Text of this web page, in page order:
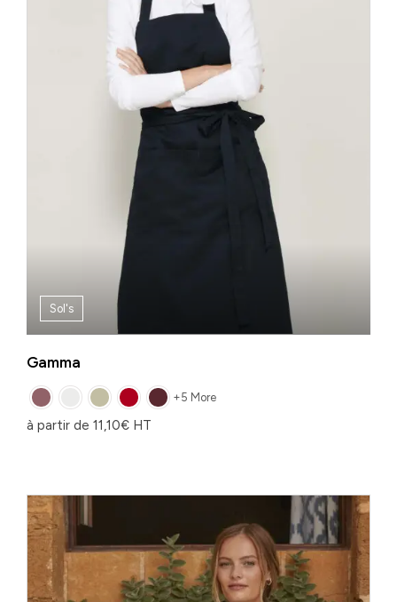
Sol's
Gamma
+5 More
à partir de 11,10€ HT